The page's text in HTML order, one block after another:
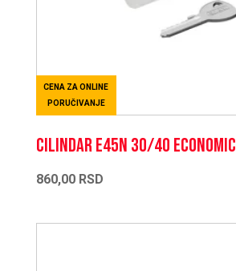
CENA ZA ONLINE
PORUČIVANJE
CILINDAR E45N 30/40 ECONOMIC
860,00 RSD